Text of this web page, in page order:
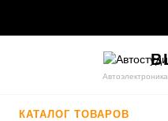
КАТАЛОГ ТОВАРОВ